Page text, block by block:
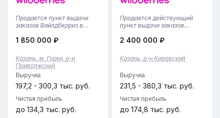
Продается пункт выдачи
заказов Вайлдберриз в
Предлагается полностью
прибыльный бизнес-объект
с многолетней историей в
густонаселенном районе.
Площадь — 35...
1 850 000 ₽
Казань, м. Горки, р-н
Приволжский
Выручка
197,2 - 300,3 тыс. руб.
Чистая прибыль
до 134,3 тыс. руб.
Продается действующий
пункт выдачи заказов
полностью укомплектован и
соответствии с
регламентами крупнейшего
страны.Преимущества
предложени...
2 400 000 ₽
Казань, р-н Кировский
Выручка
231,5 - 380,3 тыс. руб.
Чистая прибыль
до 174,8 тыс. руб.